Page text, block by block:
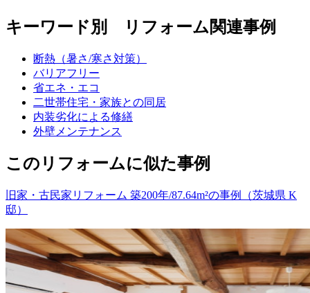
キーワード別 リフォーム関連事例
断熱（暑さ/寒さ対策）
バリアフリー
省エネ・エコ
二世帯住宅・家族との同居
内装劣化による修繕
外壁メンテナンス
このリフォームに似た事例
旧家・古民家リフォーム 築200年/87.64m²の事例（茨城県 K
邸）